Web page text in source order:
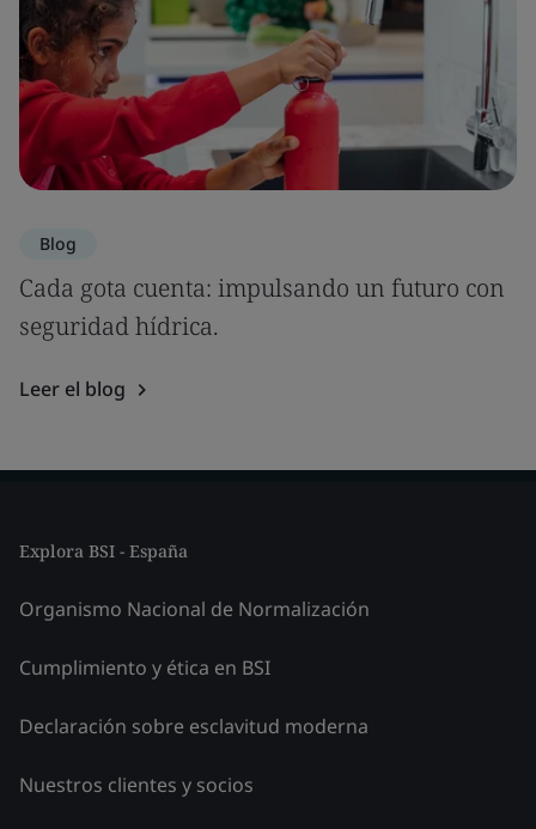
Blog
Cada gota cuenta: impulsando un futuro con
seguridad hídrica.
Leer el blog
Explora BSI - España
Organismo Nacional de Normalización
Cumplimiento y ética en BSI
Declaración sobre esclavitud moderna
Nuestros clientes y socios